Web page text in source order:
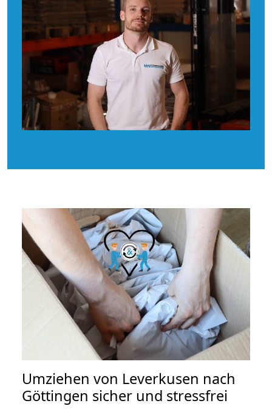
Umziehen von Leverkusen nach
Göttingen sicher und stressfrei